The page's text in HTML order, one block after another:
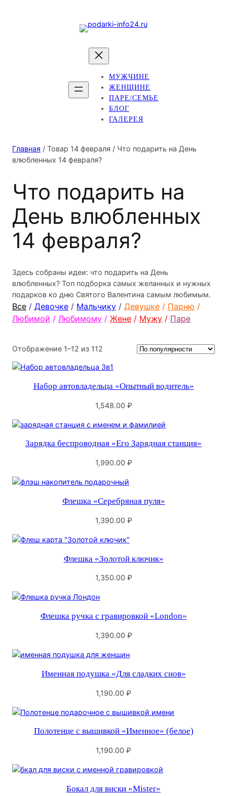
МУЖЧИНЕ
ЖЕНЩИНЕ
ПАРЕ/СЕМЬЕ
БЛОГ
ГАЛЕРЕЯ
Главная / Товар 14 февраля / Что подарить на День
влюбленных 14 февраля?
Что подарить на
День влюбленных
14 февраля?
Здесь собраны идеи: что подарить на День
влюбленных? Топ подборка самых желанных и нужных
подарков ко дню Святого Валентина самым любимым.
Все / Девочке / Мальчику / Девушке / Парню /
Любимой / Любимому / Жене / Мужу / Паре
Отображение 1–12 из 112 Сортировка:
популярности
Набор автовладельца «Опытный водитель»
1,548.00 ₽
Зарядка беспроводная «Его Зарядная станция»
1,990.00 ₽
Флешка «Серебряная пуля»
1,390.00 ₽
Флешка «Золотой ключик»
1,350.00 ₽
Флешка ручка с гравировкой «London»
1,390.00 ₽
Именная подушка «Для сладких снов»
1,190.00 ₽
Полотенце с вышивкой «Именное» (белое)
1,190.00 ₽
Бокал для виски «Mister»